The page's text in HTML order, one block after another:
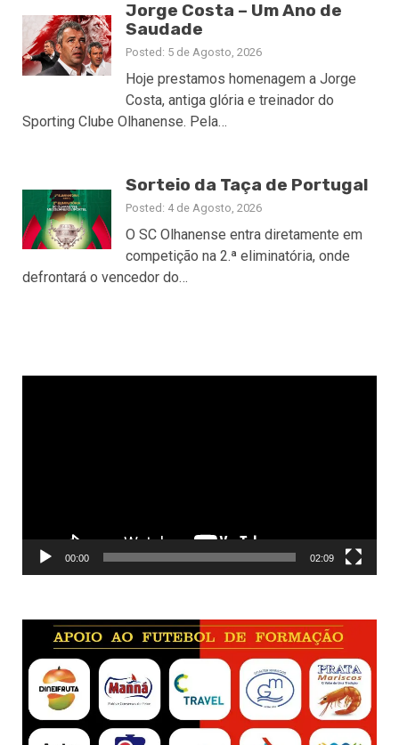
Jorge Costa – Um Ano de
Saudade
Posted: 5 de Agosto, 2026
Hoje prestamos homenagem a Jorge
Costa, antiga glória e treinador do
Sporting Clube Olhanense. Pela…
Sorteio da Taça de Portugal
Posted: 4 de Agosto, 2026
O SC Olhanense entra diretamente em
competição na 2.ª eliminatória, onde
defrontará o vencedor do…
00:00 02:09